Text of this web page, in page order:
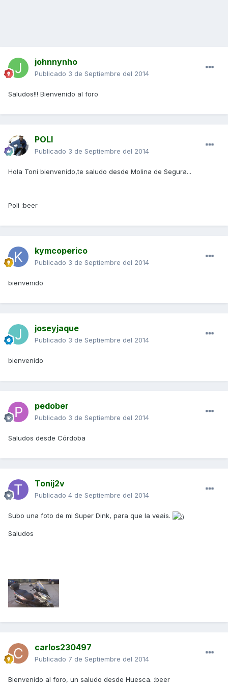
johnnynho
Publicado 3 de Septiembre del 2014
Saludos!!! Bienvenido al foro
POLI
Publicado 3 de Septiembre del 2014
Hola Toni bienvenido,te saludo desde Molina de Segura...
Poli :beer
kymcoperico
Publicado 3 de Septiembre del 2014
bienvenido
joseyjaque
Publicado 3 de Septiembre del 2014
bienvenido
pedober
Publicado 3 de Septiembre del 2014
Saludos desde Córdoba
Tonij2v
Publicado 4 de Septiembre del 2014
Subo una foto de mi Super Dink, para que la veais.
Saludos
carlos230497
Publicado 7 de Septiembre del 2014
Bienvenido al foro, un saludo desde Huesca. :beer